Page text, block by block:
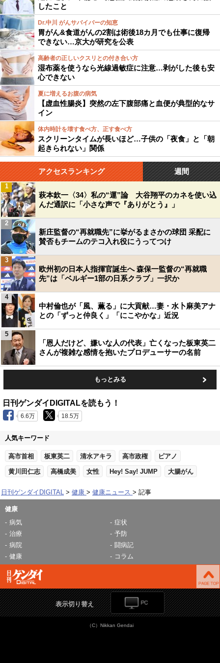
したこと
Dr.中川 がんサバイバーの知恵
胃がん&食道がんの2割は術後18カ月でも仕事に復帰
できない…京大が研究を公表
高齢者の正しいクスリとの付き合い方
湿布薬を使うなら光線過敏症に注意…剥がした後も安
心できない
夏に増えるお腹の病気
【虚血性腸炎】突然の左下腹部痛と血便が典型的なサ
イン
体内時計を壊す食べ方、正す食べ方
スクリーンタイムが長いほど…子供の「夜食」と「朝
起きられない」関係
アクセスランキング 週間
萩本欽一〈34〉私の“運”論 大谷翔平のカネを使い込
んだ通訳に「小さな声で『ありがとう』」
1
新庄監督の“再就職先”に挙がるまさかの球団 采配に
賛否もチームのテコ入れ役にうってつけ
2
欧州初の日本人指揮官誕生へ 森保一監督の“再就職
先”は「ベルギー1部の日系クラブ」一択か
3
中村倫也が「風、薫る」に大貢献…妻・水卜麻美アナ
との「ずっと仲良く」「にこやかな」近況
4
「恩人だけど、嫌いな人の代表」亡くなった板東英二
さんが複雑な感情を抱いたプロデューサーの名前
5
もっとみる
日刊ゲンダイDIGITALを読もう！
6.6万 18.5万
人気キーワード
高市首相 板東英二 清水アキラ 高市政権 ピアノ
黄川田仁志 高橋成美 女性 Hey! Say! JUMP 大腸がん
日刊ゲンダイDIGITAL 健康 健康ニュース 記事
健康
病気
症状
治療
予防
病院
闘病記
健康
コラム
表示切り替え
（C）Nikkan Gendai